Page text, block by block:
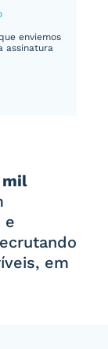
enviemos
assinatura
mil
e
em